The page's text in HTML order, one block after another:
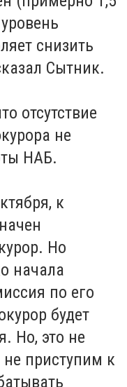
снизить
Сытник.
отсутствие
не
НАБ.
к
Но
начала
по его
будет
Но, это не
приступим к